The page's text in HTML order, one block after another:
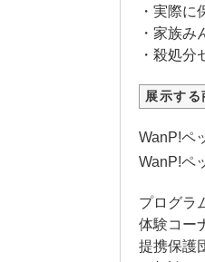
・実際
・家族
・殺処
展示す
WanP!ペ
WanP!ペ
プログラ
体験コー
提携保護